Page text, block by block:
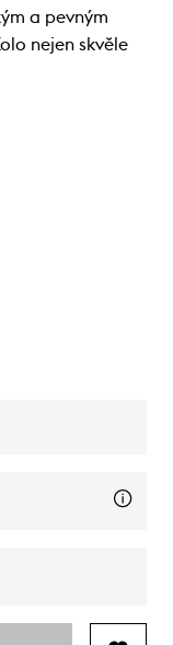
a pevným
nejen skvěle